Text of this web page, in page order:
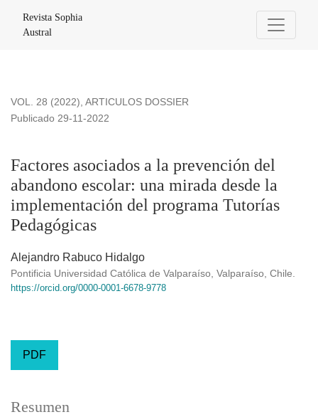
Revista Sophia
Austral
VOL. 28 (2022), ARTICULOS DOSSIER
Factores asociados a la prevención del
abandono escolar: una mirada desde la
implementación del programa Tutorías
Pedagógicas
Publicado 29-11-2022
Alejandro Rabuco Hidalgo
Pontificia Universidad Católica de Valparaíso, Valparaíso, Chile.
https://orcid.org/0000-0001-6678-9778
PDF
Resumen